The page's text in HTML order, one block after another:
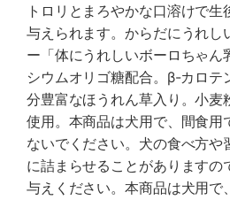
トロリとまろやかな口溶けで
与えられます。からだにうれし
ー「体にうれしいボーロちゃ
シウムオリゴ糖配合。β-カロテ
分豊富なほうれん草入り。小麦
使用。本商品は犬用で、間食用
ないでください。犬の食べ方や
に詰まらせることがありますの
与えください。本商品は犬用で